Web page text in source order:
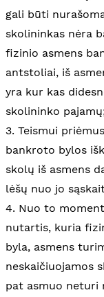
gali būti
skolininkas nėra
fizinio asmens
antstoliai, iš
yra kur kas
skolininko
3. Teismui
bankroto bylos
skolų iš asmens
lėšų nuo jo
4. Nuo to
nutartis, kuria
byla, asmens
neskaičiuojamos
pat asmuo neturi